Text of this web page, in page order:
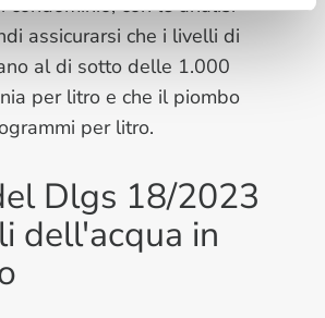
assicurarsi che i livelli di
al di sotto delle 1.000
per litro e che il piombo
per litro.
Dlgs 18/2023
dell'acqua in